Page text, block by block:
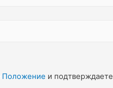
Положение и подтверждаете